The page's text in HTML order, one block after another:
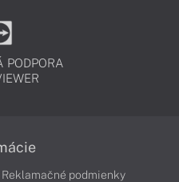
PODPORA
Reklamačné podmienky